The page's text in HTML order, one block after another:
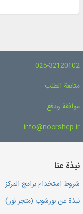
025-32120102
متابعة الطلب
موافقة ودفع
info@noorshop.ir
نبذة عنا
شروط استخدام برامج المركز
نبذة عن نورشوب (متجر نور)